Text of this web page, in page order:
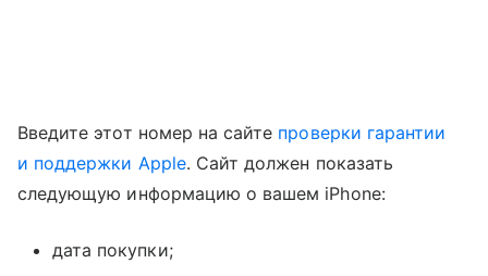
Введите этот номер на сайте проверки гарантии
и поддержки Apple. Сайт должен показать
следующую информацию о вашем iPhone:
дата покупки;